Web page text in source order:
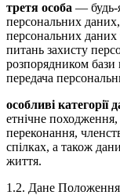
третя особа — будь-
персональних
персональних
питань захисту
розпорядником бази
передача
особливі категорії
етнічне походження,
переконання,
спілках, а також
життя.
1.2. Дане Положення